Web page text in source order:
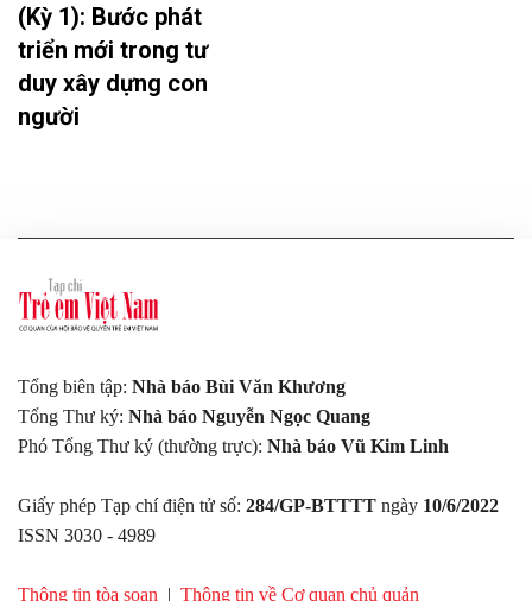
(Kỳ 1): Bước phát
triển mới trong tư
duy xây dựng con
người
Tổng biên tập: Nhà báo Bùi Văn Khương
Tổng Thư ký: Nhà báo Nguyễn Ngọc Quang
Phó Tổng Thư ký (thường trực): Nhà báo Vũ Kim Linh
Giấy phép Tạp chí điện tử số: 284/GP-BTTTT ngày 10/6/2022
ISSN 3030 - 4989
Thông tin tòa soạn | Thông tin về Cơ quan chủ quản